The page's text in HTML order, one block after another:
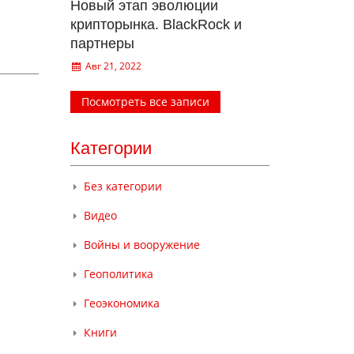
Новый этап эволюции
крипторынка. BlackRock и
партнеры
Авг 21, 2022
Посмотреть все записи
Категории
Без категории
Видео
Войны и вооружение
Геополитика
Геоэкономика
Книги